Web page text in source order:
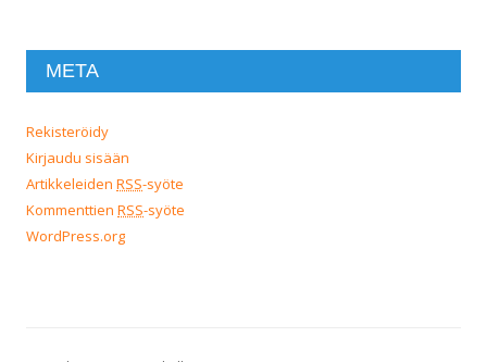
META
Rekisteröidy
Kirjaudu sisään
Artikkeleiden RSS-syöte
Kommenttien RSS-syöte
WordPress.org